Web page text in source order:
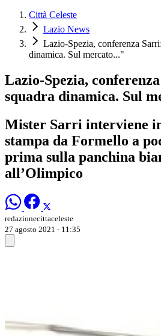
Città Celeste
Lazio News
Lazio-Spezia, conferenza
dinamica. Sul mercato..."
Lazio-Spezia,
squadra dinamica. Sul
Mister Sarri interviene
stampa da Formello a
prima sulla panchina
all’Olimpico
redazionecittaceleste
27 agosto 2021 - 11:35